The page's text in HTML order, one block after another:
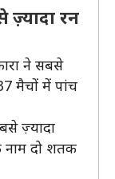
ज़्यादा रन
ने सबसे
मैचों में पांच
ज़्यादा
नाम दो शतक